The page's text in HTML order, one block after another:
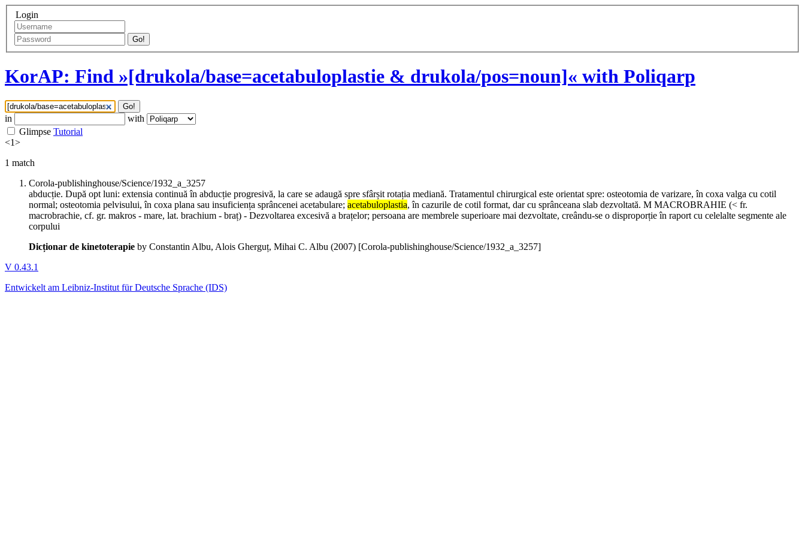
Login
Go!
KorAP: Find »[drukola/base=acetabuloplastie & drukola/pos=noun]« with Poliqarp
Go!
in
with
Glimpse Tutorial
<1>
1 match
Corola-publishinghouse/Science/1932_a_3257
abducție. După opt luni: extensia continuă în abducție progresivă, la care se adaugă spre sfârșit rotația mediană. Tratamentul chirurgical este orientat spre: osteotomia de varizare, în coxa valga cu cotil
normal; osteotomia pelvisului, în coxa plana sau insuficiența sprâncenei acetabulare; acetabuloplastia, în cazurile de cotil format, dar cu sprânceana slab dezvoltată. M MACROBRAHIE (< fr.
macrobrachie, cf. gr. makros - mare, lat. brachium - braț) - Dezvoltarea excesivă a brațelor; persoana are membrele superioare mai dezvoltate, creându-se o disproporție în raport cu celelalte segmente ale
corpului
Dicționar de kinetoterapie by Constantin Albu, Alois Gherguț, Mihai C. Albu (2007) [Corola-publishinghouse/Science/1932_a_3257]
V 0.43.1
Entwickelt am Leibniz-Institut für Deutsche Sprache (IDS)